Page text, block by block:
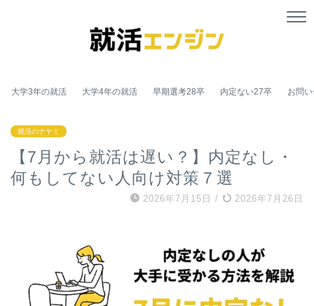
大学3年の就活 大学4年の就活 早期選考28卒 内定ない27卒 お問
就活のナヤミ
【7月から就活は遅い？】内定なし・
何もしてない人向け対策７選
2026年7月15日 / 2026年7月26日